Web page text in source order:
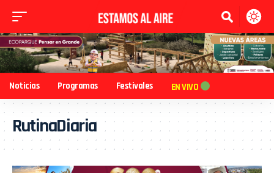
Noticias Programas Festivales EN VIVO
RutinaDiaria